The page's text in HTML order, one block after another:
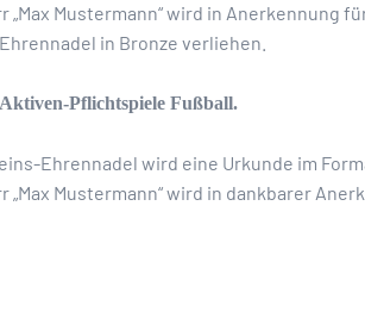
Mustermann“ wird in Anerkennung
in Bronze verliehen.
Pflichtspiele Fußball.
Ehrennadel wird eine Urkunde im
Mustermann“ wird in dankbarer